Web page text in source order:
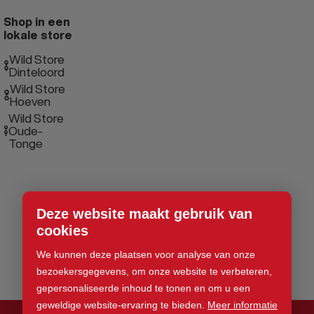
Deze website maakt gebruik van
cookies
We kunnen deze plaatsen voor analyse van onze
bezoekersgegevens, om onze website te verbeteren,
gepersonaliseerde inhoud te tonen en om u een
geweldige website-ervaring te bieden. Meer informatie
Shop in een
lokale store
Wild Store
Dinteloord
Wild Store
Hoeven
Wild Store
Oude-
Tonge